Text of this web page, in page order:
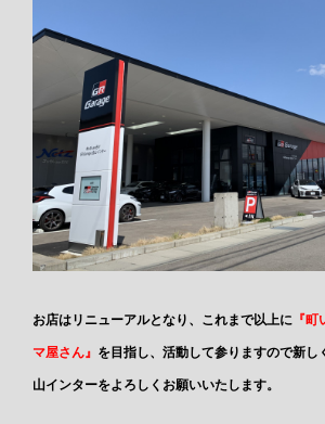
お店はリニューアルとなり、これまで以上に 『
マ屋さん』 を目指し、活動して参りますので新し
山インターをよろしくお願いいたします。